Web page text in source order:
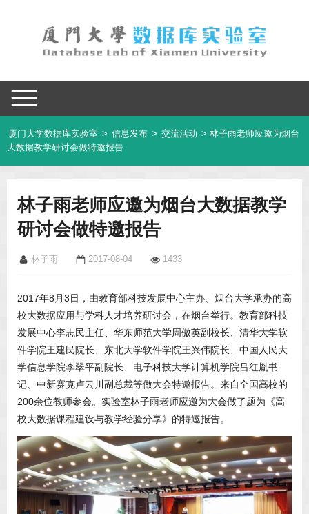
厦门大学数据库实验室 > 信息发布 > 交流活动 > 林子雨老师应邀为烟台
大数据教学研讨会做特邀报告
林子雨老师应邀为烟台大数据教学
研讨会做特邀报告
林子雨 2017-08-04 1433
2017年8月3日，由教育部科技发展中心主办、烟台大学承办的高
校大数据应用与学科人才培养研讨会，在烟台举行。教育部科技
发展中心李志民主任、华东师范大学周傲英副校长、清华大学软
件学院王建民院长、东北大学软件学院王兴伟院长、中国人民大
学信息学院李翠平副院长、电子科技大学计算机学院吕红胤书
记、中新赛克卢云川副总裁等做大会特邀报告。来自全国高校的
200余位教师参会。实验室林子雨老师应邀为大会做了题为《高
校大数据课程建设与教学经验分享》的特邀报告。